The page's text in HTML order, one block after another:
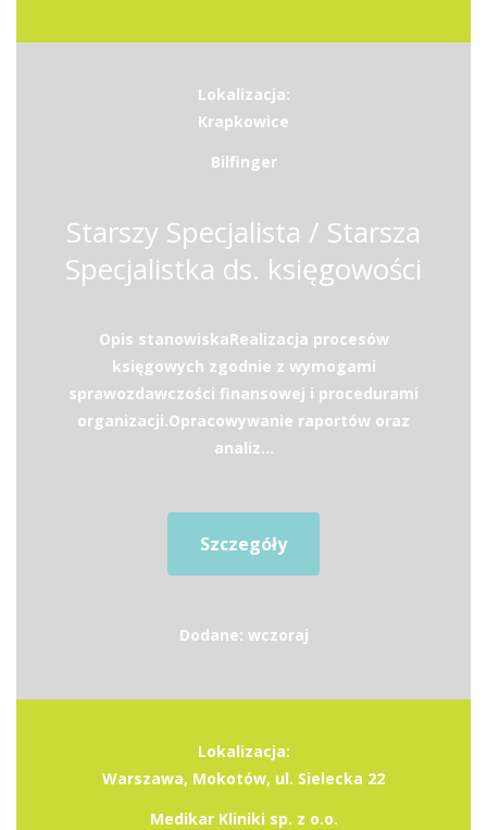
Lokalizacja:
Krapkowice
Bilfinger
Starszy Specjalista / Starsza
Specjalistka ds. księgowości
Opis stanowiskaRealizacja procesów
księgowych zgodnie z wymogami
sprawozdawczości finansowej i procedurami
organizacji.Opracowywanie raportów oraz
analiz...
Szczegóły
Dodane: wczoraj
Lokalizacja:
Warszawa, Mokotów, ul. Sielecka 22
Medikar Kliniki sp. z o.o.